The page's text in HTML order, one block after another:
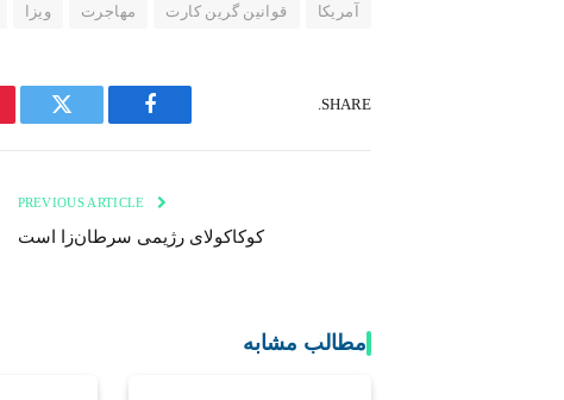
آمریکا قوانین گرین کارت مهاجرت ویزا
SHARE.
Facebook
Twitter
کوکاکولای رژیمی سرطان‌زا است
مطالب مشابه